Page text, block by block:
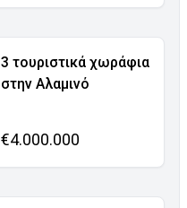
3 τουριστικά χωράφια
στην Αλαμινό
€4.000.000